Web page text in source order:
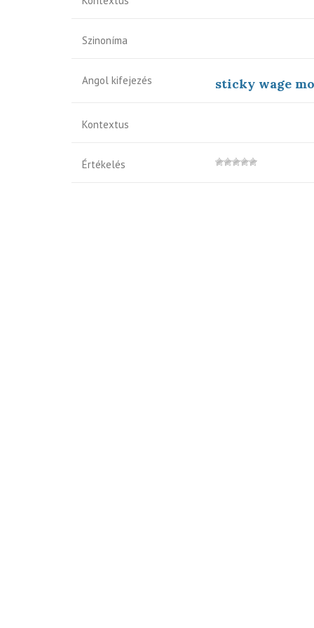
Szinoníma
Angol kifejezés sticky wage
Kontextus
Értékelés